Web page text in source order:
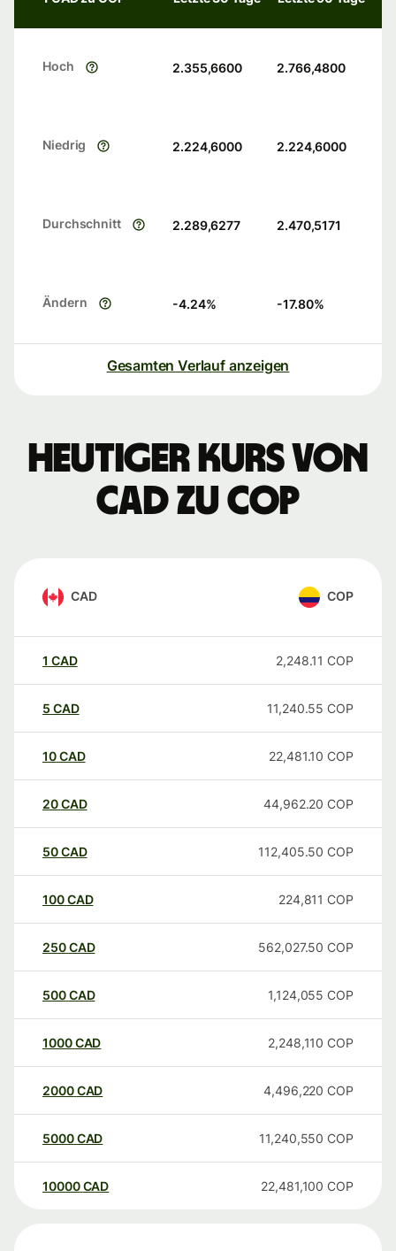
Hoch 2.355,6600 2.766,4800
Niedrig 2.224,6000 2.224,6000
Durchschnitt 2.289,6277 2.470,5171
Ändern -4.24% -17.80%
Gesamten Verlauf anzeigen
Heutiger Kurs von
CAD zu COP
CAD COP
1 CAD 2,248.11 COP
5 CAD 11,240.55 COP
10CAD 22,481.10 COP
20CAD 44,962.20 COP
50CAD 112,405.50 COP
100CAD 224,811 COP
250CAD 562,027.50 COP
500CAD 1,124,055 COP
1000CAD 2,248,110 COP
2000CAD 4,496,220 COP
5000CAD 11,240,550 COP
10000 CAD 22,481,100 COP